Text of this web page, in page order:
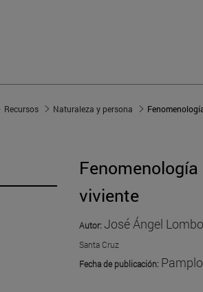
Recursos Naturaleza y persona
viviente
Autor: José Ángel
Santa Cruz
Fecha de publicación: